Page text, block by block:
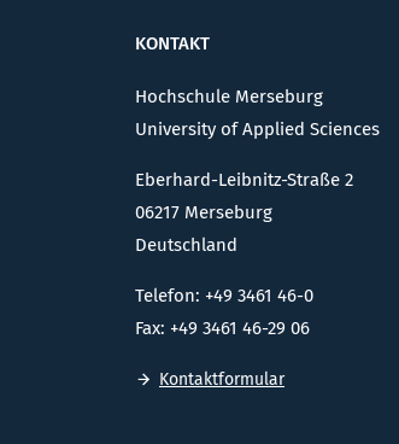
KONTAKT
Hochschule Merseburg
University of Applied Sciences
Eberhard-Leibnitz-Straße 2
06217 Merseburg
Deutschland
Telefon: +49 3461 46-0
Fax: +49 3461 46-29 06
Kontaktformular